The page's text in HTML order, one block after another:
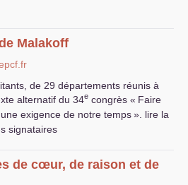
Malakoff
de 29 départements réunis à
alternatif du 34e congrès « Faire
, une exigence de notre temps». lire la
signataires
de cœur, de raison et de